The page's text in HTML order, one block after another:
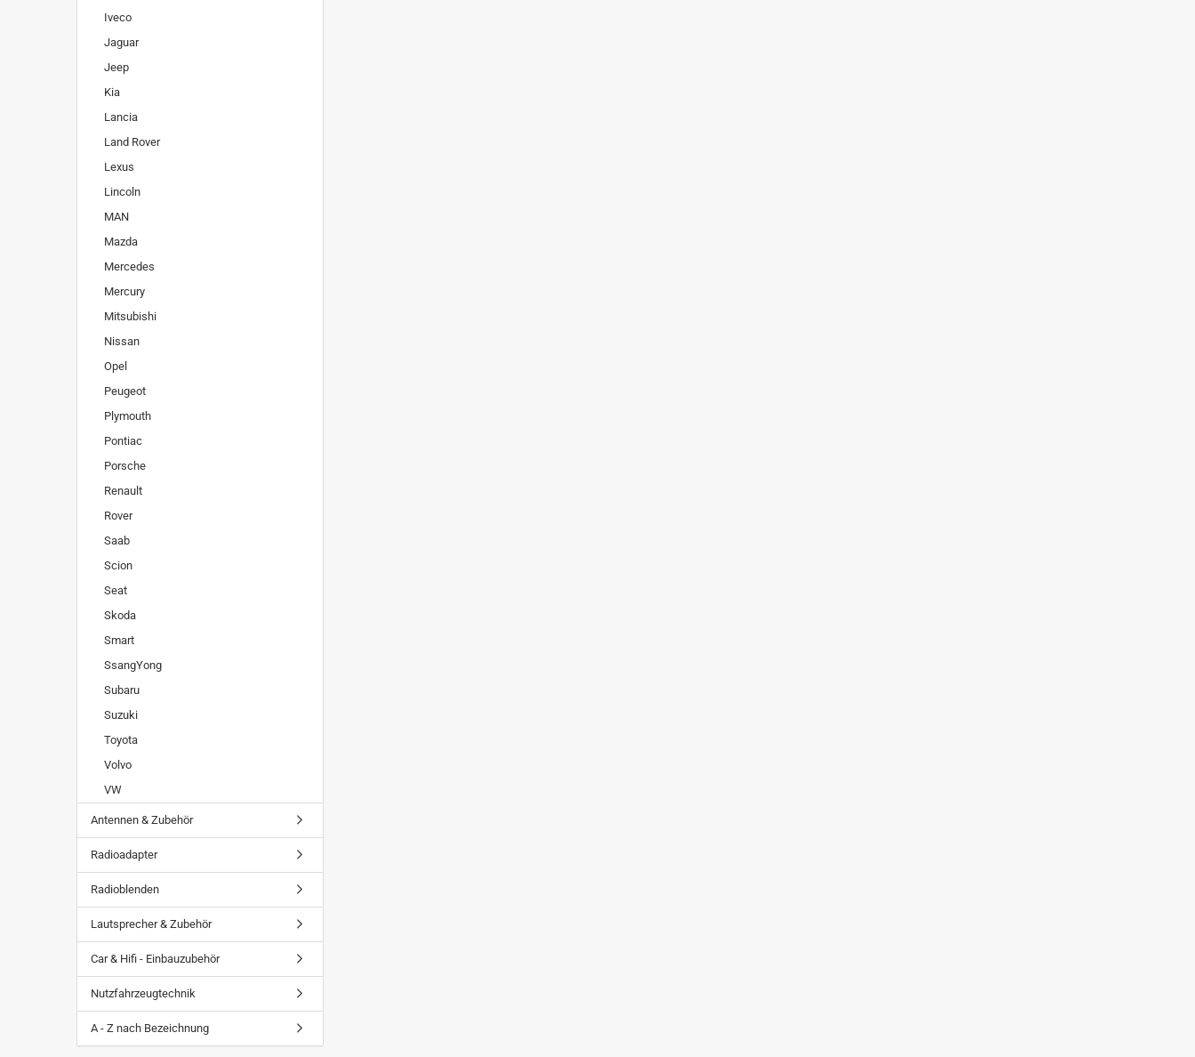
Iveco
Jaguar
Jeep
Kia
Lancia
Land Rover
Lexus
Lincoln
MAN
Mazda
Mercedes
Mercury
Mitsubishi
Nissan
Opel
Peugeot
Plymouth
Pontiac
Porsche
Renault
Rover
Saab
Scion
Seat
Skoda
Smart
SsangYong
Subaru
Suzuki
Toyota
Volvo
VW
Antennen & Zubehör
Radioadapter
Radioblenden
Lautsprecher & Zubehör
Car & Hifi - Einbauzubehör
Nutzfahrzeugtechnik
A - Z nach Bezeichnung